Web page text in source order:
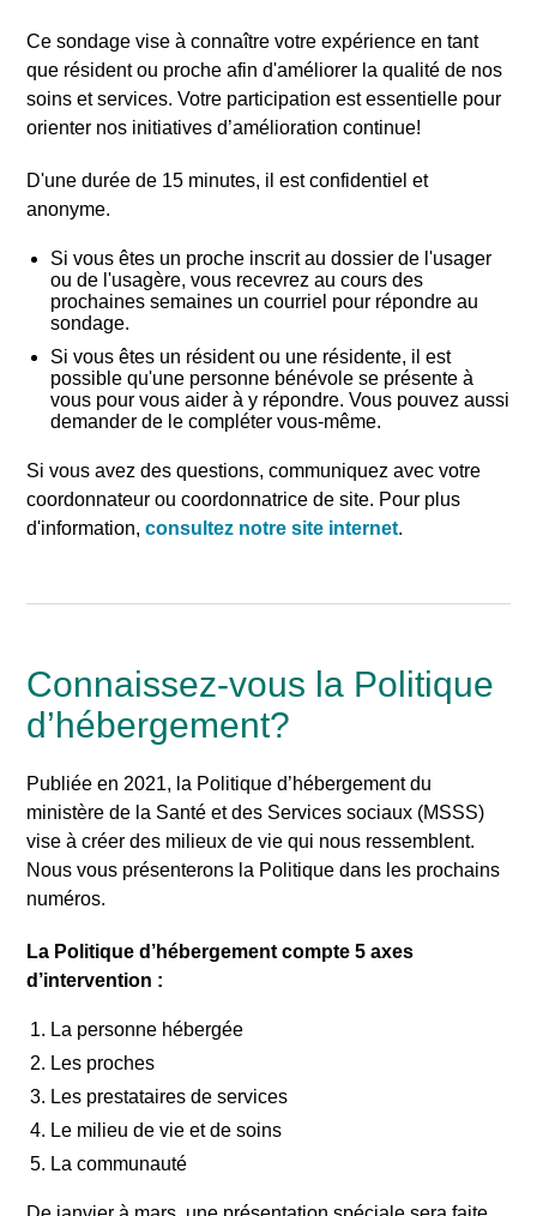
Ce sondage vise à connaître votre expérience en tant
que résident ou proche afin d'améliorer la qualité de nos
soins et services. Votre participation est essentielle pour
orienter nos initiatives d’amélioration continue!
D'une durée de 15 minutes, il est confidentiel et
anonyme.
Si vous êtes un proche inscrit au dossier de l'usager
ou de l'usagère, vous recevrez au cours des
prochaines semaines un courriel pour répondre au
sondage.
Si vous êtes un résident ou une résidente, il est
possible qu'une personne bénévole se présente à
vous pour vous aider à y répondre. Vous pouvez aussi
demander de le compléter vous-même.
Si vous avez des questions, communiquez avec votre
coordonnateur ou coordonnatrice de site. Pour plus
d'information,consultez notre site internet.
Connaissez-vous la Politique
d’hébergement?
Publiée en 2021, la Politique d’hébergement du
ministère de la Santé et des Services sociaux (MSSS)
vise à créer des milieux de vie qui nous ressemblent.
Nous vous présenterons la Politique dans les prochains
numéros.
La Politique d’hébergement compte 5 axes
d’intervention :
La personne hébergée
Les proches
Les prestataires de services
Le milieu de vie et de soins
La communauté